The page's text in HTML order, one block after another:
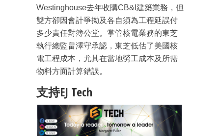
Westinghouse去年收購CB&I建築業務，但
雙方卻因會計爭拗及各自須為工程延誤付
多少責任對簿公堂。掌管核電業務的東芝
執行總監畠澤守承認，東芝低估了美國核
電工程成本，尤其在當地勞工成本及所需
物料方面計算錯誤。
支持EJ Tech
成為 EJ Tech 會員